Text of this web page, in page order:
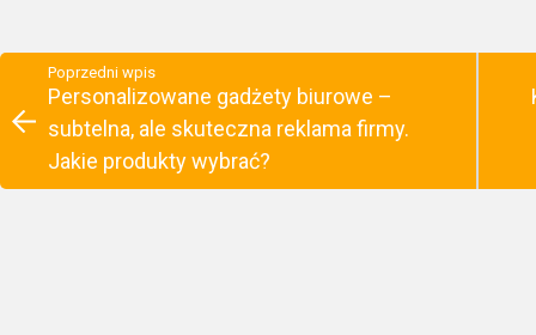
Poprzedni wpis
Personalizowane gadżety biurowe –
subtelna, ale skuteczna reklama firmy.
Jakie produkty wybrać?